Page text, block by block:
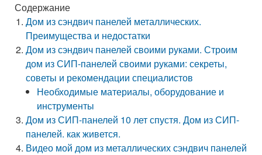
Содержание
Дом из сэндвич панелей металлических.
Преимущества и недостатки
Дом из сэндвич панелей своими руками. Строим
дом из СИП-панелей своими руками: секреты,
советы и рекомендации специалистов
Необходимые материалы, оборудование и
инструменты
Дом из СИП-панелей 10 лет спустя. Дом из СИП-
панелей. как живется.
Видео мой дом из металлических сэндвич панелей